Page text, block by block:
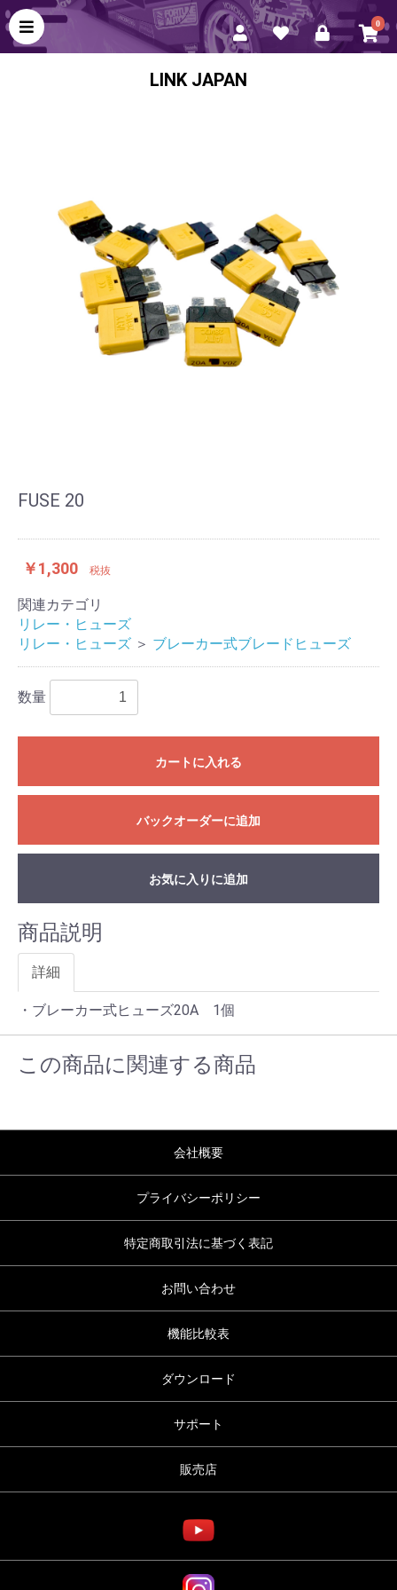
0
LINK JAPAN
FUSE 20
￥1,300 税抜
関連カテゴリ
リレー・ヒューズ
リレー・ヒューズ ＞ ブレーカー式ブレードヒューズ
数量
カートに入れる
バックオーダーに追加
お気に入りに追加
商品説明
詳細
・ブレーカー式ヒューズ20A 1個
この商品に関連する商品
会社概要
プライバシーポリシー
特定商取引法に基づく表記
お問い合わせ
機能比較表
ダウンロード
サポート
販売店